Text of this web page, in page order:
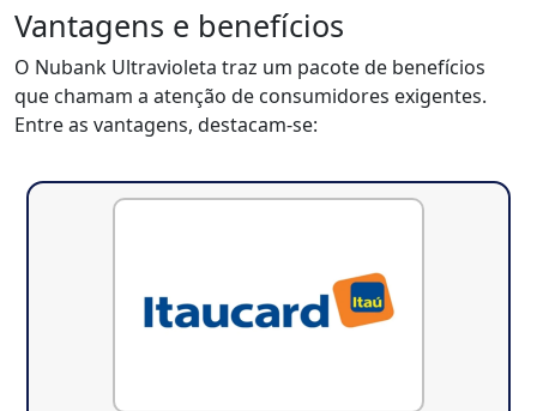
Vantagens e benefícios
O Nubank Ultravioleta traz um pacote de benefícios
que chamam a atenção de consumidores exigentes.
Entre as vantagens, destacam-se: